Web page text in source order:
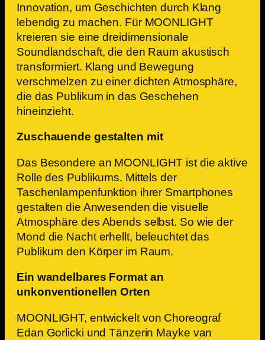
Innovation, um Geschichten durch Klang
lebendig zu machen. Für MOONLIGHT
kreieren sie eine dreidimensionale
Soundlandschaft, die den Raum akustisch
transformiert. Klang und Bewegung
verschmelzen zu einer dichten Atmosphäre,
die das Publikum in das Geschehen
hineinzieht.
Zuschauende gestalten mit
Das Besondere an MOONLIGHT ist die aktive
Rolle des Publikums. Mittels der
Taschenlampenfunktion ihrer Smartphones
gestalten die Anwesenden die visuelle
Atmosphäre des Abends selbst. So wie der
Mond die Nacht erhellt, beleuchtet das
Publikum den Körper im Raum.
Ein wandelbares Format an
unkonventionellen Orten
MOONLIGHT, entwickelt von Choreograf
Edan Gorlicki und Tänzerin Mayke van